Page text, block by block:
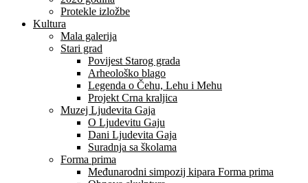
Protekle izložbe
Kultura
Mala galerija
Stari grad
Povijest Starog grada
Arheološko blago
Legenda o Čehu, Lehu i Mehu
Projekt Crna kraljica
Muzej Ljudevita Gaja
O Ljudevitu Gaju
Dani Ljudevita Gaja
Suradnja sa školama
Forma prima
Međunarodni simpozij kipara Forma prima